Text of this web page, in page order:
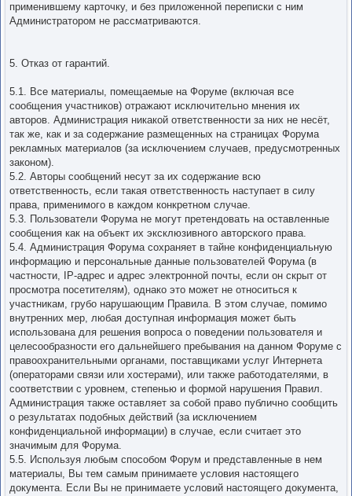
применившему карточку, и без приложенной переписки с ним
Администратором не рассматриваются.
5. Отказ от гарантий.
5.1. Все материалы, помещаемые на Форуме (включая все
сообщения участников) отражают исключительно мнения их
авторов. Администрация никакой ответственности за них не несёт,
так же, как и за содержание размещенных на страницах Форума
рекламных материалов (за исключением случаев, предусмотренных
законом).
5.2. Авторы сообщений несут за их содержание всю
ответственность, если такая ответственность наступает в силу
права, применимого в каждом конкретном случае.
5.3. Пользователи Форума не могут претендовать на оставленные
сообщения как на объект их эксклюзивного авторского права.
5.4. Администрация Форума сохраняет в тайне конфиденциальную
информацию и персональные данные пользователей Форума (в
частности, IP-адрес и адрес электронной почты, если он скрыт от
просмотра посетителям), однако это может не относиться к
участникам, грубо нарушающим Правила. В этом случае, помимо
внутренних мер, любая доступная информация может быть
использована для решения вопроса о поведении пользователя и
целесообразности его дальнейшего пребывания на данном Форуме с
правоохранительными органами, поставщиками услуг Интернета
(операторами связи или хостерами), или также работодателями, в
соответствии с уровнем, степенью и формой нарушения Правил.
Администрация также оставляет за собой право публично сообщить
о результатах подобных действий (за исключением
конфиденциальной информации) в случае, если считает это
значимым для Форума.
5.5. Используя любым способом Форум и представленные в нем
материалы, Вы тем самым принимаете условия настоящего
документа. Если Вы не принимаете условий настоящего документа,